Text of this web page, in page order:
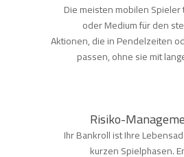
Die meisten mobilen
oder Medium für den
Aktionen, die in Pendelzeiten
passen, ohne sie mit
Risiko-
Ihr Bankroll ist Ihre
kurzen Spielphasen.